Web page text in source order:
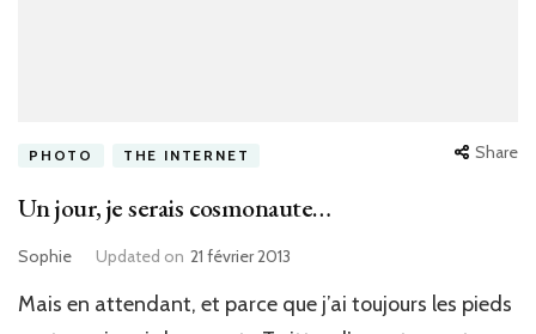
PHOTO THE INTERNET Share
Un jour, je serais cosmonaute…
Sophie Updated on 21 février 2013
Mais en attendant, et parce que j’ai toujours les pieds